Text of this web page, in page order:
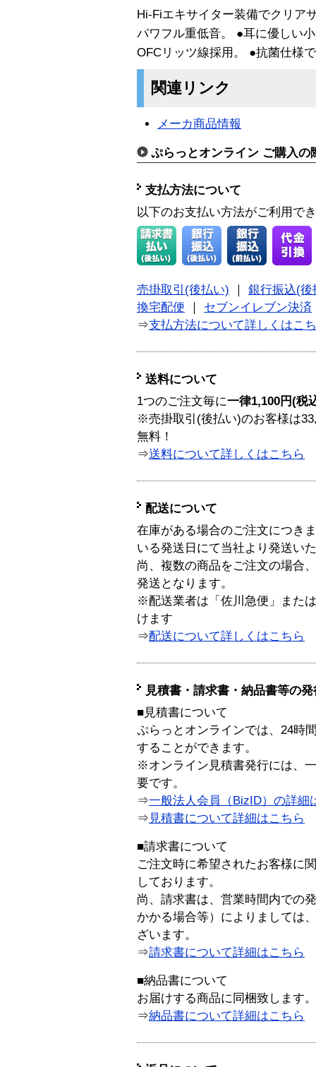
Hi-Fiエキサイター装備でクリア
パワフル重低音。 ●耳に優しい
OFCリッツ線採用。 ●抗菌仕様
関連リンク
メーカ商品情報
ぷらっとオンライン ご購入の
支払方法について
以下のお支払い方法がご利用で
売掛取引(後払い)
銀行振込(後
換宅配便
セブンイレブン決済
⇒支払方法について詳しくはこ
送料について
1つのご注文毎に一律1,100円(税
※売掛取引(後払い)のお客様は
無料！
⇒送料について詳しくはこちら
配送について
在庫がある場合のご注文につき
いる発送日にて当社より発送い
尚、複数の商品をご注文の場合
発送となります。
※配送業者は「佐川急便」また
けます
⇒配送について詳しくはこちら
見積書・請求書・納品書等の
■見積書について
ぷらっとオンラインでは、24時
することができます。
※オンライン見積書発行には、
要です。
⇒一般法人会員（BizID）の詳細
⇒ 見積書について詳細はこちら
■請求書について
ご注文時に希望されたお客様に
しております。
尚、請求書は、営業時間内での
かかる場合等）によりましては
ざいます。
⇒請求書について詳細はこちら
■納品書について
お届けする商品に同梱致します。
⇒納品書について詳細はこちら